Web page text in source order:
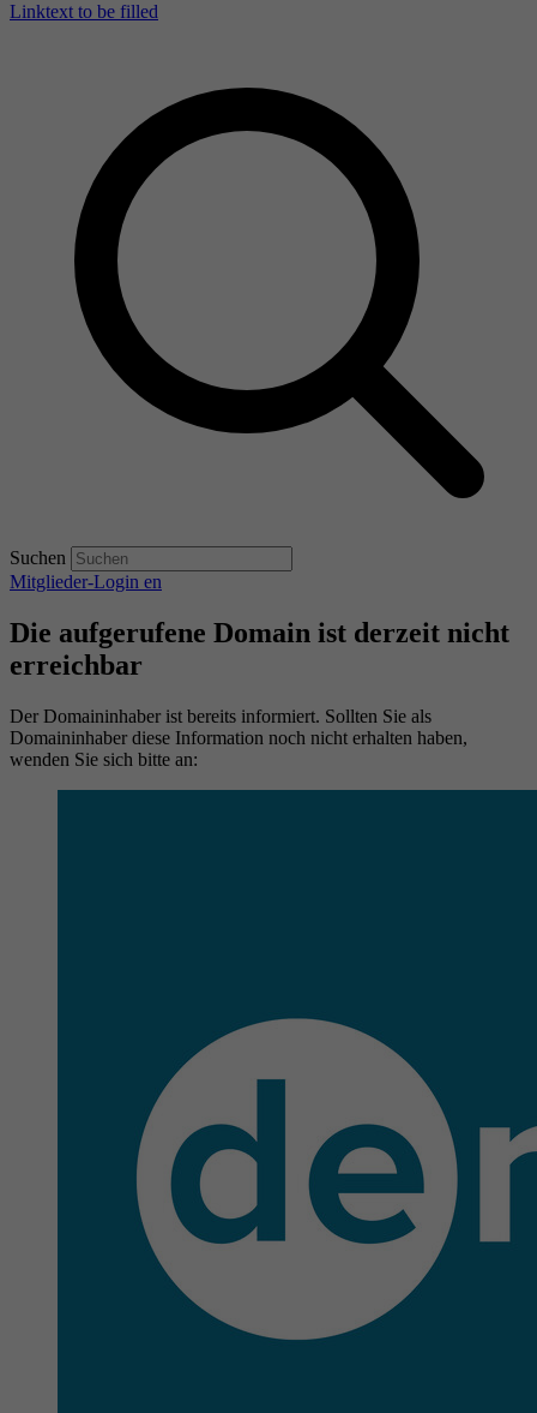
Linktext to be filled
Suchen
Mitglieder-Login en
Die aufgerufene Domain ist derzeit nicht
erreichbar
Der Domaininhaber ist bereits informiert. Sollten Sie als
Domaininhaber diese Information noch nicht erhalten haben,
wenden Sie sich bitte an: